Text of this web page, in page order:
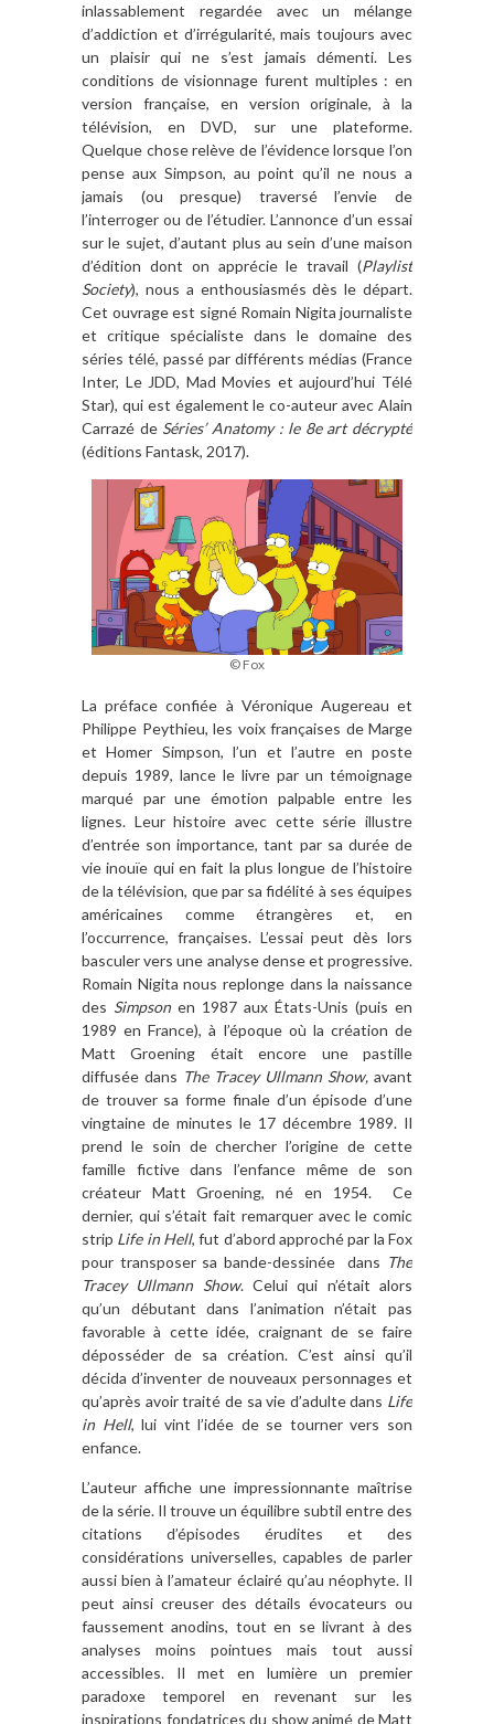
inlassablement regardée avec un mélange
d’addiction et d’irrégularité, mais toujours avec
un plaisir qui ne s’est jamais démenti. Les
conditions de visionnage furent multiples : en
version française, en version originale, à la
télévision, en DVD, sur une plateforme.
Quelque chose relève de l’évidence lorsque l’on
pense aux Simpson, au point qu’il ne nous a
jamais (ou presque) traversé l’envie de
l’interroger ou de l’étudier. L’annonce d’un essai
sur le sujet, d’autant plus au sein d’une maison
d’édition dont on apprécie le travail (Playlist
Society), nous a enthousiasmés dès le départ.
Cet ouvrage est signé Romain Nigita journaliste
et critique spécialiste dans le domaine des
séries télé, passé par différents médias (France
Inter, Le JDD, Mad Movies et aujourd’hui Télé
Star), qui est également le co-auteur avec Alain
Carrazé de Séries’ Anatomy : le 8e art décrypté
(éditions Fantask, 2017).
© Fox
La préface confiée à Véronique Augereau et
Philippe Peythieu, les voix françaises de Marge
et Homer Simpson, l’un et l’autre en poste
depuis 1989, lance le livre par un témoignage
marqué par une émotion palpable entre les
lignes. Leur histoire avec cette série illustre
d’entrée son importance, tant par sa durée de
vie inouïe qui en fait la plus longue de l’histoire
de la télévision, que par sa fidélité à ses équipes
américaines comme étrangères et, en
l’occurrence, françaises. L’essai peut dès lors
basculer vers une analyse dense et progressive.
Romain Nigita nous replonge dans la naissance
des Simpsonen 1987 aux États-Unis (puis en
1989 en France), à l’époque où la création de
Matt Groening était encore une pastille
diffusée dans The Tracey Ullmann Show, avant
de trouver sa forme finale d’un épisode d’une
vingtaine de minutes le 17 décembre 1989. Il
prend le soin de chercher l’origine de cette
famille fictive dans l’enfance même de son
créateur Matt Groening, né en 1954. Ce
dernier, qui s’était fait remarquer avec le comic
strip Life in Hell, fut d’abord approché par la Fox
pour transposer sa bande-dessinée
dans The
Tracey Ullmann Show. Celui qui n’était alors
qu’un débutant dans l’animation n’était pas
favorable à cette idée, craignant de se faire
déposséder de sa création. C’est ainsi qu’il
décida d’inventer de nouveaux personnages et
qu’après avoir traité de sa vie d’adulte dans Life
in Hell, lui vint l’idée de se tourner vers son
enfance.
L’auteur affiche une impressionnante maîtrise
de la série. Il trouve un équilibre subtil entre des
citations d’épisodes érudites et des
considérations universelles, capables de parler
aussi bien à l’amateur éclairé qu’au néophyte. Il
peut ainsi creuser des détails évocateurs ou
faussement anodins, tout en se livrant à des
analyses moins pointues mais tout aussi
accessibles. Il met en lumière un premier
paradoxe temporel en revenant sur les
inspirations fondatrices du show animé de Matt